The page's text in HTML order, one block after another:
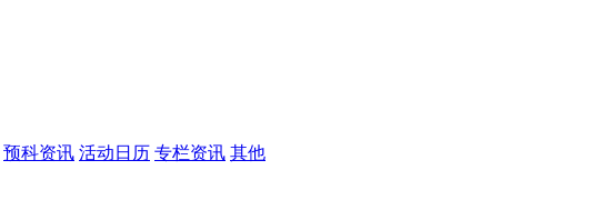
预科资讯 活动日历 专栏资讯 其他